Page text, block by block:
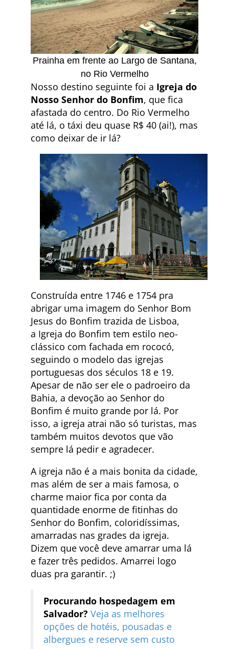
Prainha em frente ao Largo de Santana,
no Rio Vermelho
Nosso destino seguinte foi a Igreja do
Nosso Senhor do Bonfim, que fica
afastada do centro. Do Rio Vermelho
até lá, o táxi deu quase R$ 40 (ai!), mas
como deixar de ir lá?
Construída entre 1746 e 1754 pra
abrigar uma imagem do Senhor Bom
Jesus do Bonfim trazida de Lisboa,
a Igreja do Bonfim tem estilo neo-
clássico com fachada em rococó,
seguindo o modelo das igrejas
portuguesas dos séculos 18 e 19.
Apesar de não ser ele o padroeiro da
Bahia, a devoção ao Senhor do
Bonfim é muito grande por lá. Por
isso, a igreja atrai não só turistas, mas
também muitos devotos que vão
sempre lá pedir e agradecer.
A igreja não é a mais bonita da cidade,
mas além de ser a mais famosa, o
charme maior fica por conta da
quantidade enorme de fitinhas do
Senhor do Bonfim, coloridíssimas,
amarradas nas grades da igreja.
Dizem que você deve amarrar uma lá
e fazer três pedidos. Amarrei logo
duas pra garantir. ;)
Procurando hospedagem em
Salvador? Veja as melhores
opções de hotéis, pousadas e
albergues e reserve sem custo